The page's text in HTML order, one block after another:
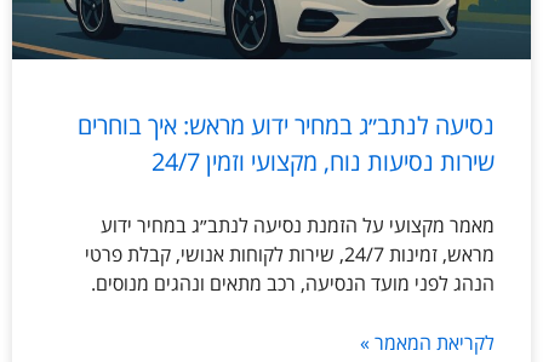
נסיעה לנתב״ג במחיר ידוע מראש: איך בוחרים
שירות נסיעות נוח, מקצועי וזמין 24/7
מאמר מקצועי על הזמנת נסיעה לנתב״ג במחיר ידוע
מראש, זמינות 24/7, שירות לקוחות אנושי, קבלת פרטי
הנהג לפני מועד הנסיעה, רכב מתאים ונהגים מנוסים.
לקריאת המאמר »